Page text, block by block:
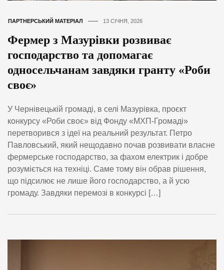
ПАРТНЕРСЬКИЙ МАТЕРІАЛ 13 СІЧНЯ, 2026
Фермер з Мазурівки розвиває
господарство та допомагає
односельчанам завдяки гранту «Роби
своє»
У Чернівецькій громаді, в селі Мазурівка, проєкт
конкурсу «Роби своє» від Фонду «МХП-Громаді»
перетворився з ідеї на реальний результат. Петро
Павловський, який нещодавно почав розвивати власне
фермерське господарство, за фахом електрик і добре
розуміється на техніці. Саме тому він обрав рішення,
що підсилює не лише його господарство, а й усю
громаду. Завдяки перемозі в конкурсі […]